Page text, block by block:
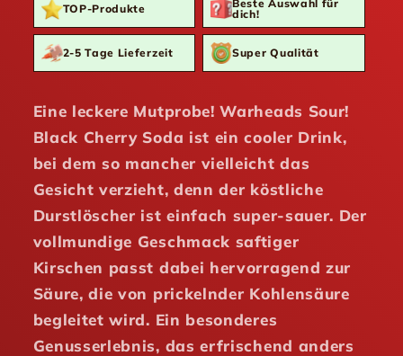
TOP-Produkte
Beste Auswahl für
dich!
2-5 Tage Lieferzeit Super Qualität
Eine leckere Mutprobe! Warheads Sour!
Black Cherry Soda ist ein cooler Drink,
bei dem so mancher vielleicht das
Gesicht verzieht, denn der köstliche
Durstlöscher ist einfach super-sauer. Der
vollmundige Geschmack saftiger
Kirschen passt dabei hervorragend zur
Säure, die von prickelnder Kohlensäure
begleitet wird. Ein besonderes
Genusserlebnis, das erfrischend anders